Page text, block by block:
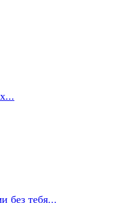
без тебя...